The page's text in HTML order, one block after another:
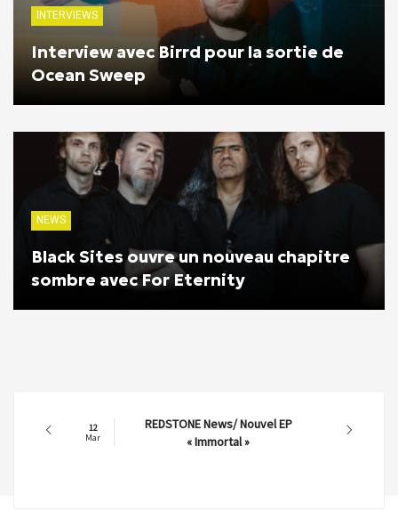
INTERVIEWS
Interview avec Birrd pour la sortie de
Ocean Sweep
NEWS
Black Sites ouvre un nouveau chapitre
sombre avec For Eternity
12
Mar
REDSTONE News/ Nouvel EP
« Immortal »